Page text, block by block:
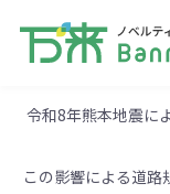
令和8年熊本地震に
この影響による道